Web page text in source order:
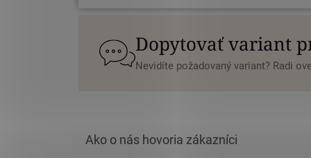
Dopytovať variant
Nevidíte požadovaný variant? Radi